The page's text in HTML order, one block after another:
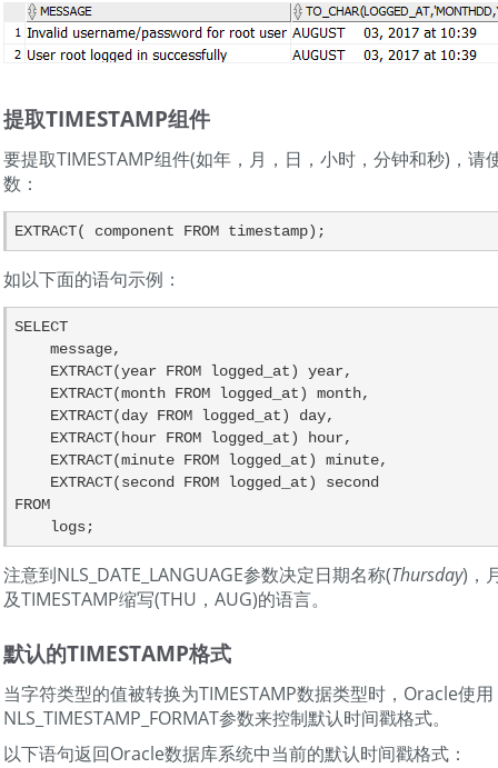
提取TIMESTAMP组件
要提取TIMESTAMP组件(如年，月，日，小时，分钟和秒)，请
数：
EXTRACT( component FROM timestamp);
如以下面的语句示例：
SELECT
FROM
    logs;
注意到NLS_DATE_LANGUAGE参数决定日期名称(Thursday)，
及TIMESTAMP缩写(THU，AUG)的语言。
默认的TIMESTAMP格式
当字符类型的值被转换为TIMESTAMP数据类型时，Oracle使用
NLS_TIMESTAMP_FORMAT参数来控制默认时间戳格式。
以下语句返回Oracle数据库系统中当前的默认时间戳格式：